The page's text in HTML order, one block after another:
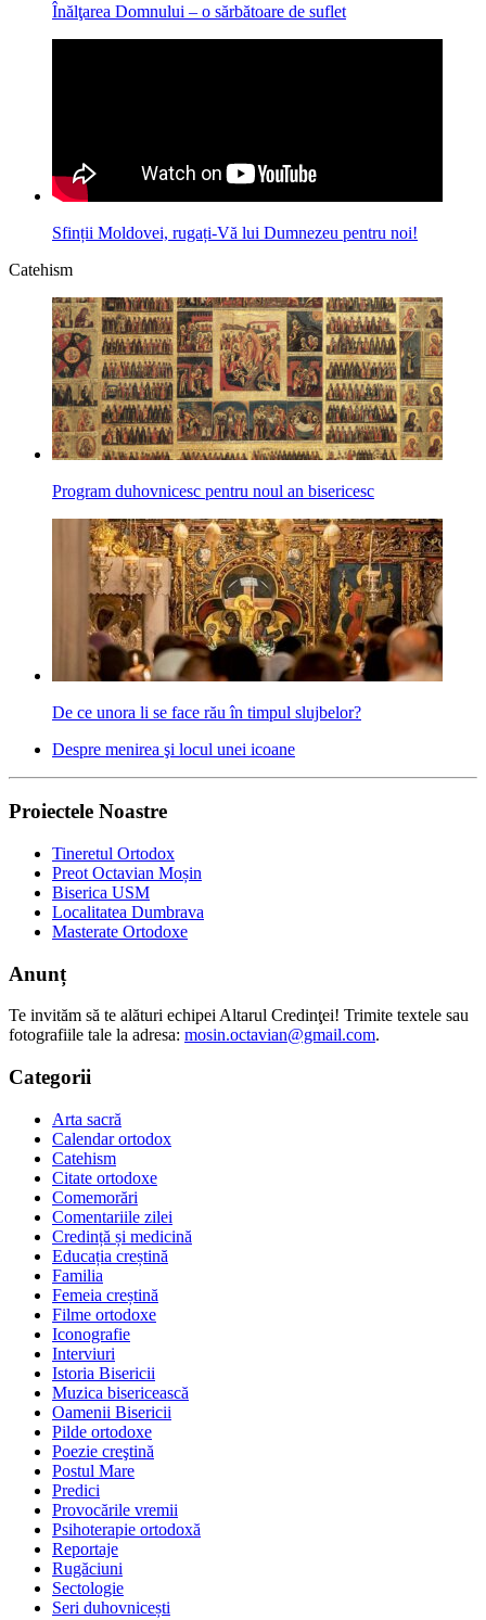
Înălţarea Domnului – o sărbătoare de suflet
Sfinții Moldovei, rugați-Vă lui Dumnezeu pentru noi!
Catehism
Program duhovnicesc pentru noul an bisericesc
De ce unora li se face rău în timpul slujbelor?
Despre menirea şi locul unei icoane
Proiectele Noastre
Tineretul Ortodox
Preot Octavian Moșin
Biserica USM
Localitatea Dumbrava
Masterate Ortodoxe
Anunț
Te invităm să te alături echipei Altarul Credinţei! Trimite textele sau
fotografiile tale la adresa: mosin.octavian@gmail.com.
Categorii
Arta sacră
Calendar ortodox
Catehism
Citate ortodoxe
Comemorări
Comentariile zilei
Credință și medicină
Educația creștină
Familia
Femeia creștină
Filme ortodoxe
Iconografie
Interviuri
Istoria Bisericii
Muzica bisericească
Oamenii Bisericii
Pilde ortodoxe
Poezie creştină
Postul Mare
Predici
Provocările vremii
Psihoterapie ortodoxă
Reportaje
Rugăciuni
Sectologie
Seri duhovnicești